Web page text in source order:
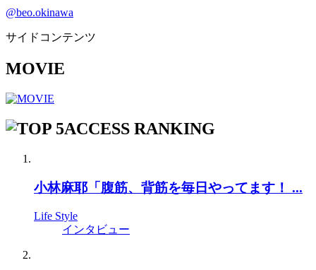
@beo.okinawa
サイドコンテンツ
MOVIE
ACCESS RANKING
小林麻耶「腹筋、背筋を毎日やってます！ ...
Life Style
インタビュー